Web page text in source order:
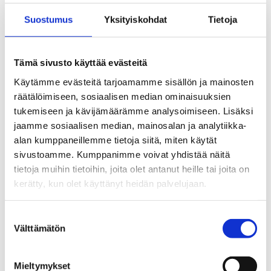
Suostumus Yksityiskohdat Tietoja
Tämä sivusto käyttää evästeitä
Käytämme evästeitä tarjoamamme sisällön ja mainosten
räätälöimiseen, sosiaalisen median ominaisuuksien
tukemiseen ja kävijämäärämme analysoimiseen. Lisäksi
jaamme sosiaalisen median, mainosalan ja analytiikka-
alan kumppaneillemme tietoja siitä, miten käytät
sivustoamme. Kumppanimme voivat yhdistää näitä
tietoja muihin tietoihin, joita olet antanut heille tai joita on
kerätty, kun olet käyttänyt heidän palvelujaan.
valinta
Välttämätön
Mieltymykset
Yritämme tunnistaa mielenterveysinterventioiden
keskeisiä ennustetekijöitä.
Erityisesti tutkimme masennukseen hoitoon käytettävän
nuorten vuorovaikutusohjannan (IPC-N) käyttöönottoa ja
juurruttamista Suomeen kansallisella, alueellisella ja
paikallisella tasolla.
Panostamme nuorten osallistumiseen ja
osallistamiseen
käyttöönotossa.
Osallisuus, yhdenvertaisuuden kokemukset ja motivaatio